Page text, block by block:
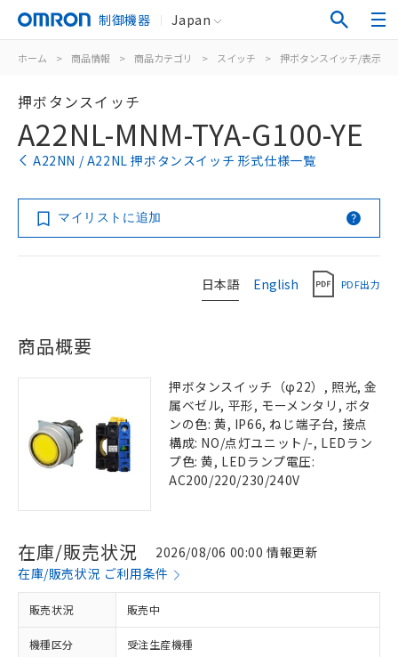
制御機器 Japan
ホーム > 商品情報 > 商品カテゴリ > スイッチ > 押ボタンスイッチ/表示灯
押ボタンスイッチ
A22NL-MNM-TYA-G100-YE
A22NN / A22NL 押ボタンスイッチ 形式仕様一覧
マイリストに追加
日本語 English PDF出力
商品概要
押ボタンスイッチ（φ22）, 照光, 金
属ベゼル, 平形, モーメンタリ, ボタ
ンの色: 黄, IP66, ねじ端子台, 接点
構成: NO/点灯ユニット/-, LEDラン
プ色: 黄, LEDランプ電圧:
AC200/220/230/240V
在庫/販売状況
2026/08/06 00:00 情報更新
在庫/販売状況 ご利用条件
販売状況 販売中
機種区分 受注生産機種